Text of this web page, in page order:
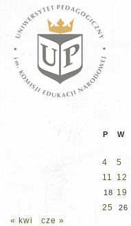
P
W
4
5
11 12
18 19
25
26
« kwi cze »